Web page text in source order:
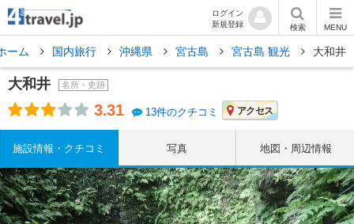
ログイン
新規登録
検索 MENU
ーム 国内旅行 沖縄県 宮古島 宮古島 観光 大和井
大和井 名所・史跡
3.31 13件のクチコミ アクセス
施設情報・クチコミ 写真 地図・周辺情報